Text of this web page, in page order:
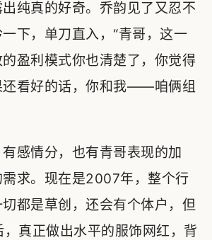
纯真的好奇。乔韵见了又忍不
下，单刀直入，“青哥，这一
盈利模式你也清楚了，你觉得
还看好的话，你和我——咱俩组
感情分，也有青哥表现的加
求。现在是2007年，整个行
都是草创，还会有个体户，但
真正做出水平的服饰网红，背